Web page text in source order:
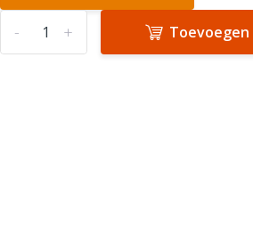
+
- Toevoegen